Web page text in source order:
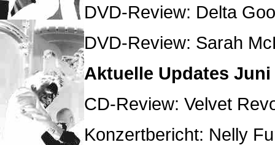
DVD-Review: Delta
DVD-Review: Sarah
Aktuelle Updates Juni
CD-Review: Velvet
Konzertbericht: Nelly